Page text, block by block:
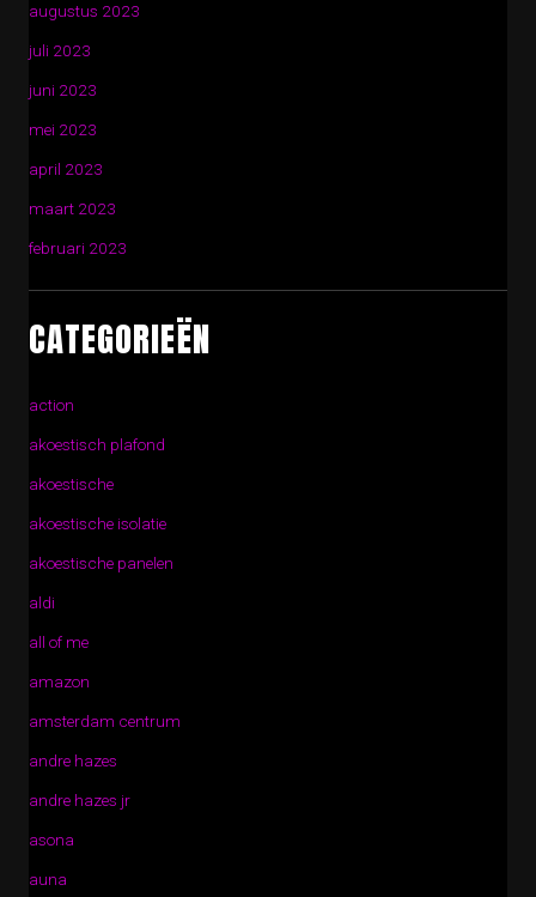
augustus 2023
juli 2023
juni 2023
mei 2023
april 2023
maart 2023
februari 2023
CATEGORIEËN
action
akoestisch plafond
akoestische
akoestische isolatie
akoestische panelen
aldi
all of me
amazon
amsterdam centrum
andre hazes
andre hazes jr
asona
auna